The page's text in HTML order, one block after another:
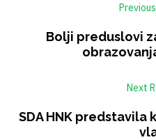
Bolji preduslovi
Next
SDA HNK predstavila